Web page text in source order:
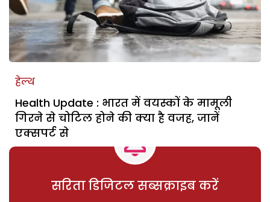
हेल्थ
Health Update : भारत में वयस्कों के मामूली
गिरने से चोटिल होने की क्या है वजह, जानें
एक्सपर्ट से
सरिता डिजिटल सब्सक्राइब करें